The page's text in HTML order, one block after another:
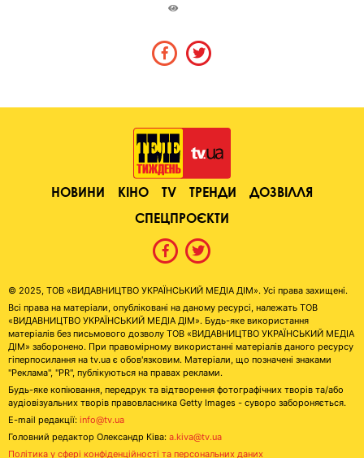
НОВИНИ КІНО TV ТРЕНДИ
ДОЗВІЛЛЯ
СПЕЦПРОЄКТИ
© 2025, ТОВ «ВИДАВНИЦТВО УКРАЇНСЬКИЙ МЕДІА ДІМ». Усі права захищені.
Всі права на матеріали, опубліковані на даному ресурсі, належать ТОВ
«ВИДАВНИЦТВО УКРАЇНСЬКИЙ МЕДІА ДІМ». Будь-яке використання
матеріалів без письмового дозволу ТОВ «ВИДАВНИЦТВО УКРАЇНСЬКИЙ МЕДІА
ДІМ» заборонено. При правомірному використанні матеріалів даного ресурсу
гіперпосилання на tv.ua є обов'язковим. Матеріали, що позначені знаками
"Реклама", "PR", публікуються на правах реклами.
Будь-яке копіювання, передрук та відтворення фотографічних творів та/або
аудіовізуальних творів правовласника Getty Images - суворо забороняється.
E-mail редакції: info@tv.ua
Головний редактор Олександр Ківа: a.kiva@tv.ua
Політика у сфері конфіденційності та персональних даних